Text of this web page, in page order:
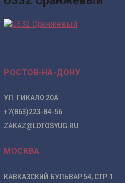
РОСТОВ-НА-ДОНУ
УЛ. ГИКАЛО 20А +7
+7(863)223-84-56
ZAKAZ@LOTOSYUG.RU
МОСКВА
КАВКАЗСКИЙ БУЛЬВАР 54, СТР.1